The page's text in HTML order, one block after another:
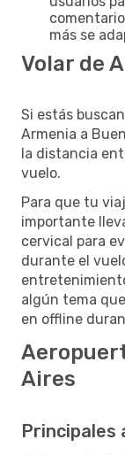
más se
Volar de
Si estás
Armenia a
la distancia
vuelo.
Para que tu
importante
cervical para
durante el
algún tema
en offline
Aires
Principales